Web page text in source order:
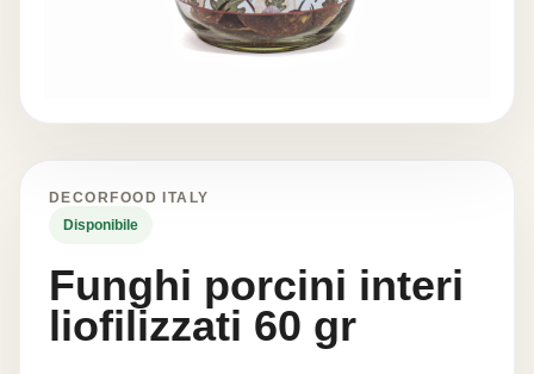
DECORFOOD ITALY
Disponibile
Funghi porcini interi
liofilizzati 60 gr